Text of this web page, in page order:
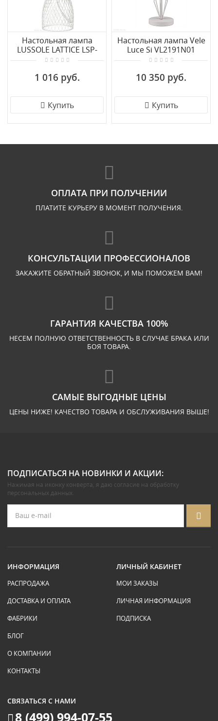
Настольная лампа
LUSSOLE LATTICE LSP-
0561
1 016 руб.
Купить
Настольная лампа Vele
Luce Si VL2191N01
10 350 руб.
Купить
ОПЛАТА ПРИ ПОЛУЧЕНИИ
ПЛАТИТЕ КУРЬЕРУ В МОМЕНТ ПОЛУЧЕНИЯ.
КОНСУЛЬТАЦИИ ПРОФЕССИОНАЛОВ
ЗАКАЖИТЕ ОБРАТНЫЙ ЗВОНОК, И МЫ ПОМОЖЕМ ВАМ!
ГАРАНТИЯ КАЧЕСТВА 100%
НЕСЕМ ПОЛНУЮ ОТВЕТСТВЕННОСТЬ В СЛУЧАЕ БРАКА ИЛИ
БОЯ ТОВАРА.
САМЫЕ ВЫГОДНЫЕ ЦЕНЫ
ЦЕНЫ НИЖЕ! КАЧЕСТВО ТОВАРА И ОБСЛУЖИВАНИЯ ВЫШЕ!
ПОДПИСАТЬСЯ НА НОВИНКИ И АКЦИИ:
Нажимая на иконку конверта, я даю согласие на обработку
персональных данных.
ИНФОРМАЦИЯ
РАСПРОДАЖА
ДОСТАВКА И ОПЛАТА
ФАБРИКИ
БЛОГ
О КОМПАНИИ
КОНТАКТЫ
ЛИЧНЫЙ КАБИНЕТ
МОИ ЗАКАЗЫ
ЛИЧНАЯ ИНФОРМАЦИЯ
ПОДПИСКА
СВЯЗАТЬСЯ С НАМИ
8 (499) 994-07-55